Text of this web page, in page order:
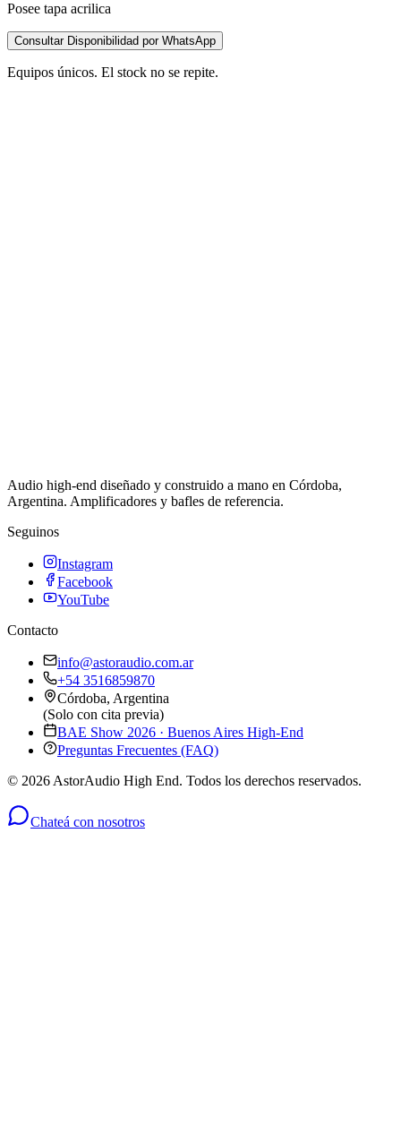
Posee tapa acrilica
Consultar Disponibilidad por WhatsApp
Equipos únicos. El stock no se repite.
Audio high-end diseñado y construido a mano en Córdoba,
Argentina. Amplificadores y bafles de referencia.
Seguinos
Instagram
Facebook
YouTube
Contacto
info@astoraudio.com.ar
+54 3516859870
Córdoba, Argentina
(Solo con cita previa)
BAE Show 2026 · Buenos Aires High-End
Preguntas Frecuentes (FAQ)
© 2026 AstorAudio High End. Todos los derechos reservados.
Chateá con nosotros